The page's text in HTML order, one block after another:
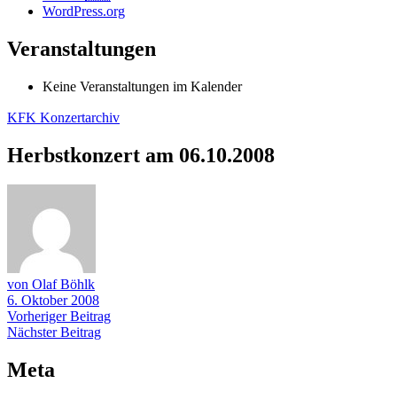
WordPress.org
Veranstaltungen
Keine Veranstaltungen im Kalender
KFK Konzertarchiv
Herbstkonzert am 06.10.2008
von Olaf Böhlk
6. Oktober 2008
Beitragsnavigation
Vorheriger BeitragVorheriger
Nächster BeitragNächster
Meta